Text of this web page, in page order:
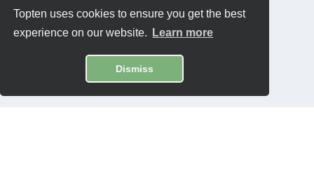
Topten uses cookies to ensure you get the best
experience on our website.
Learn more
Dismiss